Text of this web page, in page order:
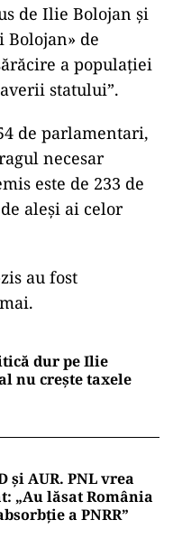
de Ilie Bolojan și
Bolojan» de
a populaţiei
statului”.
de parlamentari,
necesar
este de 233 de
aleși ai celor
au fost
dur pe Ilie
nu crește taxele
și AUR. PNL vrea
„Au lăsat România
a PNRR”